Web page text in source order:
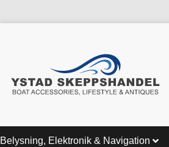
Belysning, Elektronik & Navigation